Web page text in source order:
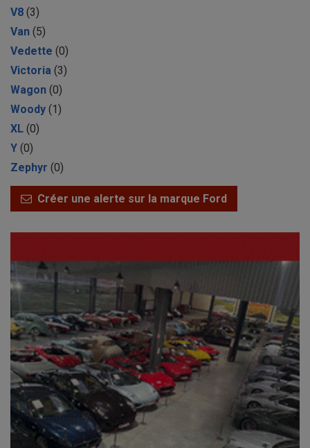
V8 (3)
Van (5)
Vedette (0)
Victoria (3)
Wagon (0)
Woody (1)
XL (0)
Y (0)
Zephyr (0)
Créer une alerte sur la marque Ford